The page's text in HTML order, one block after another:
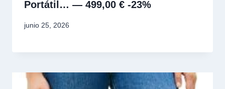
Portátil… — 499,00 € -23%
junio 25, 2026